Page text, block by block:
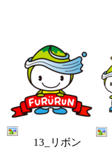
13_リボン